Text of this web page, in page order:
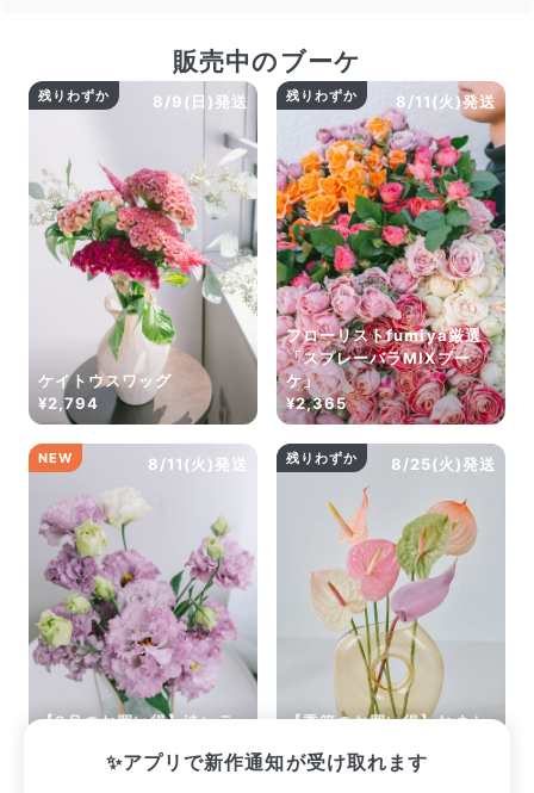
✨アプリで新作通知が受け取れます
販売中のブーケ
8/9(日)発送
残りわずか
ケイトウスワッグ
¥2,794
8/11(火)発送
残りわずか
フローリストfumiya厳選
「スプレーバラMIXブー
ケ」
¥2,365
8/11(火)発送
NEW
【8月のお買い得】淡いラ
8/25(火)発送
残りわずか
【季節のお買い得】おまか
¥2,310